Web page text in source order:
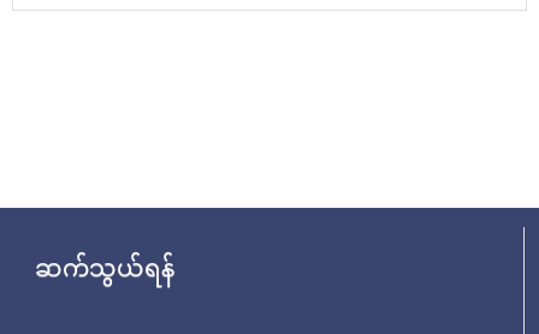
ဆက်သွယ်ရန်